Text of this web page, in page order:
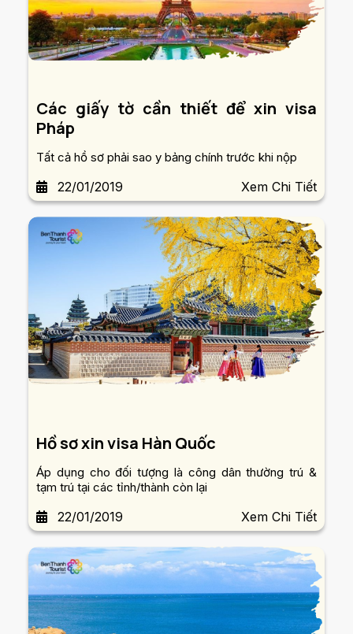
Các giấy tờ cần thiết để xin visa
Pháp
Tất cả hồ sơ phải sao y bảng chính trước khi nộp
22/01/2019 Xem Chi Tiết
Hồ sơ xin visa Hàn Quốc
Áp dụng cho đối tượng là công dân thường trú &
tạm trú tại các tỉnh/thành còn lại
22/01/2019 Xem Chi Tiết